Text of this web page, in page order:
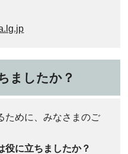
ましたか？
ために、みなさまのご
役に立ちましたか？